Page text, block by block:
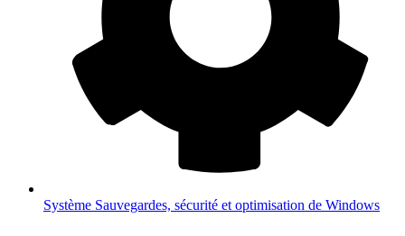
Système Sauvegardes, sécurité et optimisation de Windows